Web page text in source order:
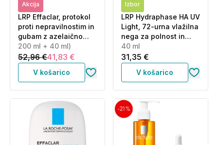
Akcija
LRP Effaclar, protokol
proti nepravilnostim in
gubam z azelaično
kislino (200 ml + 40
ml)
200 ml + 40 ml)
52,96 €41,83 €
V košarico
Izbor
LRP Hydraphase HA UV
Light, 72-urna vlažilna
nega za polnost in
sijaj kože - ZF 25 (40
ml)
40 ml
31,35 €
V košarico